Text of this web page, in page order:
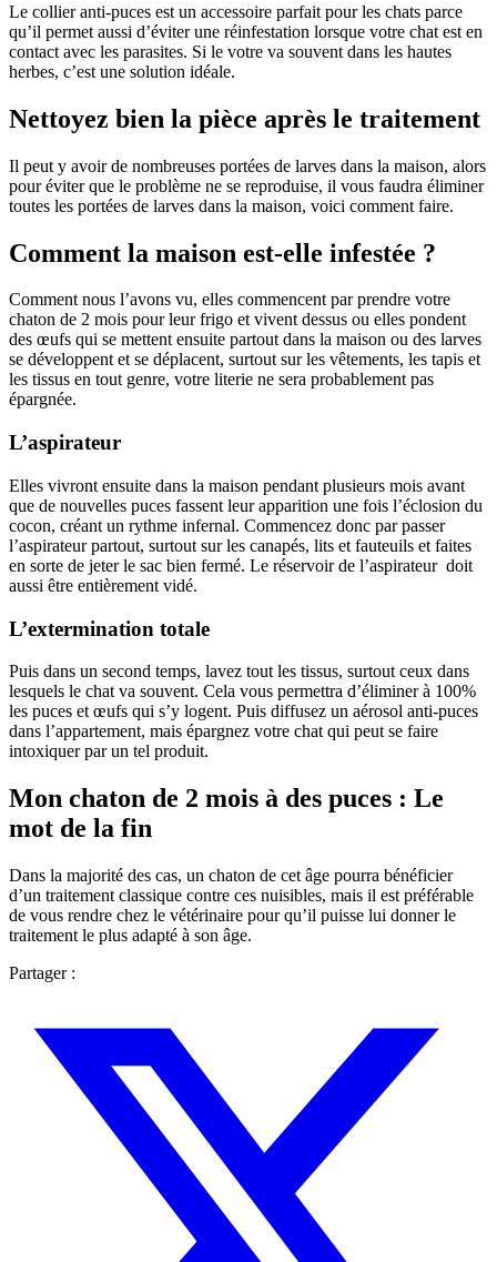
Le collier anti-puces est un accessoire parfait pour les chats parce
qu’il permet aussi d’éviter une réinfestation lorsque votre chat est en
contact avec les parasites. Si le votre va souvent dans les hautes
herbes, c’est une solution idéale.
Nettoyez bien la pièce après le traitement
Il peut y avoir de nombreuses portées de larves dans la maison, alors
pour éviter que le problème ne se reproduise, il vous faudra éliminer
toutes les portées de larves dans la maison, voici comment faire.
Comment la maison est-elle infestée ?
Comment nous l’avons vu, elles commencent par prendre votre
chaton de 2 mois pour leur frigo et vivent dessus ou elles pondent
des œufs qui se mettent ensuite partout dans la maison ou des larves
se développent et se déplacent, surtout sur les vêtements, les tapis et
les tissus en tout genre, votre literie ne sera probablement pas
épargnée.
L’aspirateur
Elles vivront ensuite dans la maison pendant plusieurs mois avant
que de nouvelles puces fassent leur apparition une fois l’éclosion du
cocon, créant un rythme infernal. Commencez donc par passer
l’aspirateur partout, surtout sur les canapés, lits et fauteuils et faites
en sorte de jeter le sac bien fermé. Le réservoir de l’aspirateur doit
aussi être entièrement vidé.
L’extermination totale
Puis dans un second temps, lavez tout les tissus, surtout ceux dans
lesquels le chat va souvent. Cela vous permettra d’éliminer à 100%
les puces et œufs qui s’y logent. Puis diffusez un aérosol anti-puces
dans l’appartement, mais épargnez votre chat qui peut se faire
intoxiquer par un tel produit.
Mon chaton de 2 mois à des puces : Le
mot de la fin
Dans la majorité des cas, un chaton de cet âge pourra bénéficier
d’un traitement classique contre ces nuisibles, mais il est préférable
de vous rendre chez le vétérinaire pour qu’il puisse lui donner le
traitement le plus adapté à son âge.
Partager :